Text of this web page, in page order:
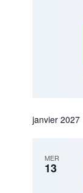
janvier 2027
MER
13